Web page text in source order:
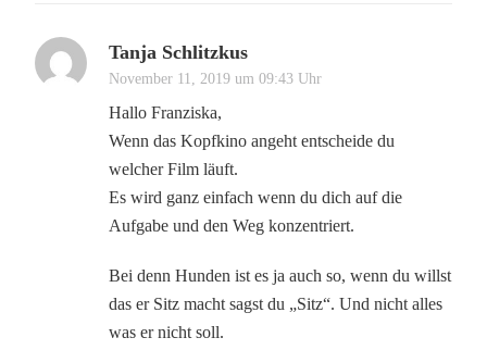
Tanja Schlitzkus
November 11, 2019 um 09:43 Uhr
Hallo Franziska,
Wenn das Kopfkino angeht entscheide du
welcher Film läuft.
Es wird ganz einfach wenn du dich auf die
Aufgabe und den Weg konzentriert.
Bei denn Hunden ist es ja auch so, wenn du willst
das er Sitz macht sagst du „Sitz“. Und nicht alles
was er nicht soll.